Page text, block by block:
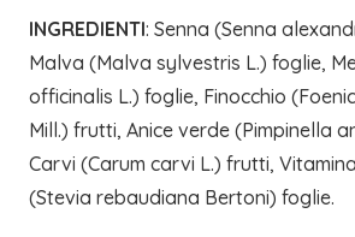
INGREDIENTI: Senna (Senna
Malva (Malva sylvestris L.) foglie,
officinalis L.) foglie, Finocchio
Mill.) frutti, Anice verde (Pimpinella
Carvi (Carum carvi L.) frutti,
(Stevia rebaudiana Bertoni) foglie.